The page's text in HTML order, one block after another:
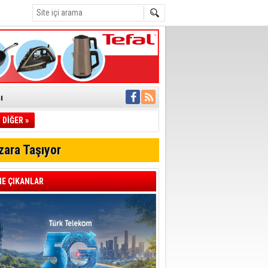
İletti
müdahale
Geçti
DİĞER »
Taşıyor
ÇIKANLAR